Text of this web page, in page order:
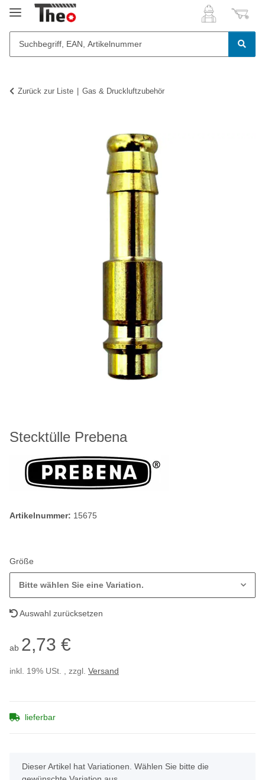
Zurück zur Liste Gas & Druckluftzubehör
Stecktülle Prebena
Artikelnummer: 15675
Größe
Bitte wählen Sie eine Variation.
Auswahl zurücksetzen
ab 2,73 €
inkl. 19% USt. , zzgl. Versand
lieferbar
x
Dieser Artikel hat Variationen. Wählen Sie bitte die